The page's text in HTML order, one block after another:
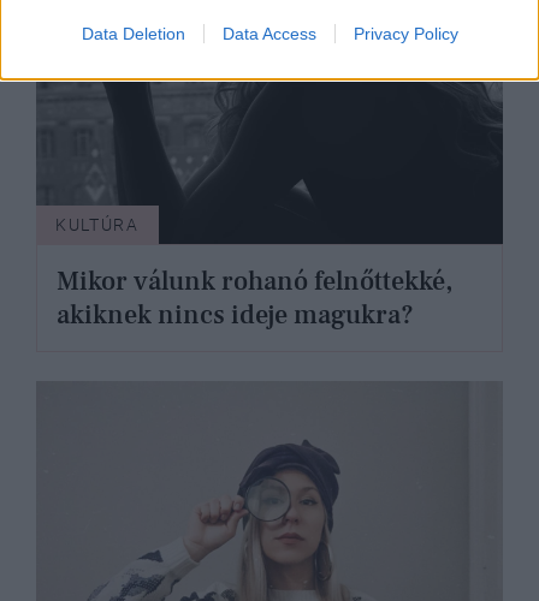
Data Deletion Data Access Privacy Policy
KULTÚRA
Mikor válunk rohanó felnőttekké,
akiknek nincs ideje magukra?